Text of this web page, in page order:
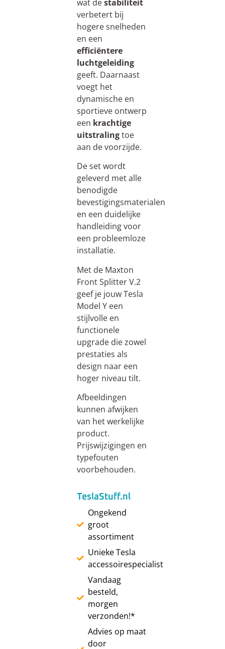
wat destabiliteit
verbetert bij
hogere snelheden
en een
efficiëntere
luchtgeleiding
geeft. Daarnaast
voegt het
dynamische en
sportieve ontwerp
een krachtige
uitstralingtoe
aan de voorzijde.
De set wordt
geleverd met alle
benodigde
bevestigingsmaterialen
en een duidelijke
handleiding voor
een probleemloze
installatie.
Met de Maxton
Front Splitter V.2
geef je jouw Tesla
Model Y een
stijlvolle en
functionele
upgrade die zowel
prestaties als
design naar een
hoger niveau tilt.
Afbeeldingen
kunnen afwijken
van het werkelijke
product.
Prijswijzigingen en
typefouten
voorbehouden.
TeslaStuff.nl
Ongekend
groot
assortiment
Unieke Tesla
accessoirespecialist
Vandaag
besteld,
morgen
verzonden!*
Advies op maat
door